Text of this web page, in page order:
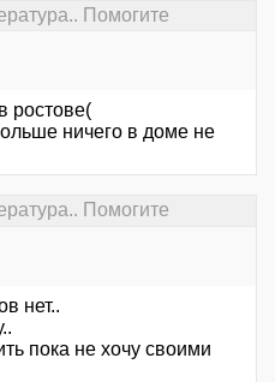
Помогите
ростове(
ничего в доме не
Помогите
нет..
пока не хочу своими